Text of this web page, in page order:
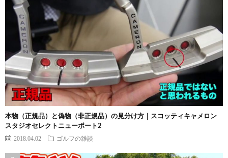
本物（正規品）と偽物（非正規品）の見分け方｜スコッティキャメロン
スタジオセレクトニューポート2
2018.04.02 ゴルフの雑談